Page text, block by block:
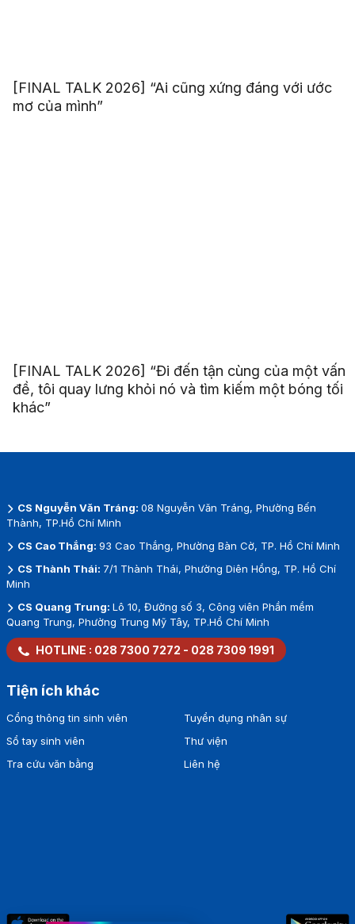
[FINAL TALK 2026] “Ai cũng xứng đáng với ước
mơ của mình”
[FINAL TALK 2026] “Đi đến tận cùng của một vấn
đề, tôi quay lưng khỏi nó và tìm kiếm một bóng tối
khác”
CS Nguyễn Văn Tráng: 08 Nguyễn Văn Tráng, Phường Bến
Thành, TP.Hồ Chí Minh
CS Cao Thắng: 93 Cao Thắng, Phường Bàn Cờ, TP. Hồ Chí Minh
CS Thành Thái: 7/1 Thành Thái, Phường Diên Hồng, TP. Hồ Chí
Minh
CS Quang Trung: Lô 10, Đường số 3, Công viên Phần mềm
Quang Trung, Phường Trung Mỹ Tây, TP.Hồ Chí Minh
HOTLINE : 028 7300 7272 - 028 7309 1991
Tiện ích khác
Cổng thông tin sinh viên
Sổ tay sinh viên
Tra cứu văn bằng
Tuyển dụng nhân sự
Thư viện
Liên hệ